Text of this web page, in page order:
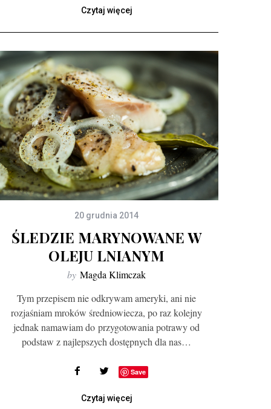
Czytaj więcej
20 grudnia 2014
ŚLEDZIE MARYNOWANE W
OLEJU LNIANYM
by Magda Klimczak
Tym przepisem nie odkrywam ameryki, ani nie
rozjaśniam mroków średniowiecza, po raz kolejny
jednak namawiam do przygotowania potrawy od
podstaw z najlepszych dostępnych dla nas…
Save
Czytaj więcej